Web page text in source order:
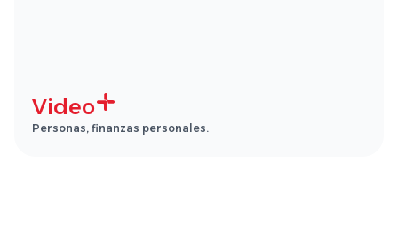
Video
Personas, finanzas personales.